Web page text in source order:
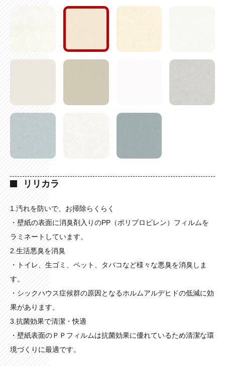
リリカラ
1.汚れを防いで、お掃除らくらく
・壁紙の表面に消臭剤入りのPP（ポリプロピレン）フィルムを
ラミネートしています。
2.生活悪臭を消臭
・トイレ、生ゴミ、ペット、タバコなど様々な悪臭を消臭しま
す。
・シックハウス症候群の原因となるホルムアルデヒドの低減に効
果があります。
3.抗菌効果で清潔・快適
・壁紙表面のＰＰフィルムは抗菌効果に優れているため清潔な環
境づくりに最適です。